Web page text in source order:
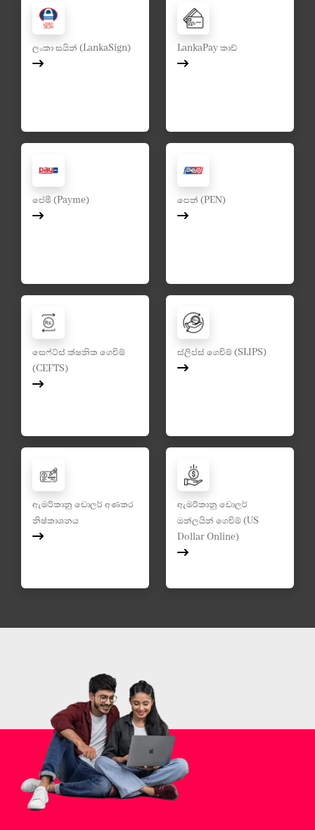
ලංකා සයින් (LankaSign) LankaPay කාඩ්
පේමී (Payme) පෙන් (PEN)
සෙෆ්ට්ස් ක්ෂනික ගෙවීම්
(CEFTS)
ස්ලිප්ස් ගෙවීම් (SLIPS)
ඇමරිකානු ඩොලර් අණකර
නිෂ්කාශනය
ඇමරිකානු ඩොලර්
ඔන්ලයින් ගෙවීම් (US
Dollar Online)